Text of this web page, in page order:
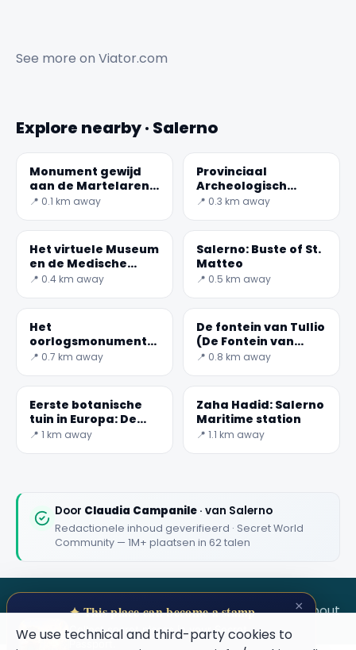
See more on Viator.com
Explore nearby · Salerno
Monument gewijd
aan de Martelaren
van de Vrijheid, zei
standbeeld
📍 0.1 km away
Provinciaal
Archeologisch
Museum van
📍 0.3 km away
Het virtuele Museum
en de Medische
School van Salerno
📍 0.4 km away
Salerno: Buste of St.
Matteo
📍 0.5 km away
Het
oorlogsmonument
in Salerno
📍 0.7 km away
De fontein van Tullio
(De Fontein van
Aesculapius))
📍 0.8 km away
Eerste botanische
tuin in Europa: De
Minerva-Tuin
📍 1 km away
Zaha Hadid: Salerno
Maritime station
📍 1.1 km away
Door Claudia Campanile · van Salerno
Redactionele inhoud geverifieerd · Secret World
Community — 1M+ plaatsen in 62 talen
SECRET WORLD TermsPrivacyAbout
We use technical and third-party cookies to
×
✦ This place can become a stamp
Collect secret places in your Secret